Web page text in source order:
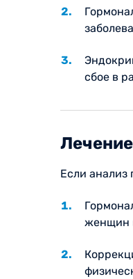
сбое в
Если анализ
женщин